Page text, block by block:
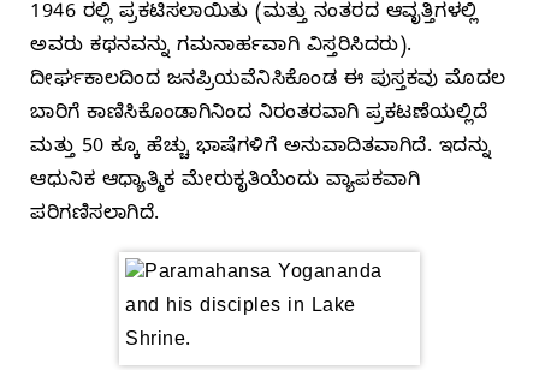
1946 ರಲ್ಲಿ ಪ್ರಕಟಿಸಲಾಯಿತು (ಮತ್ತು ನಂತರದ ಆವೃತ್ತಿಗಳಲ್ಲಿ
ಅವರು ಕಥನವನ್ನು ಗಮನಾರ್ಹವಾಗಿ ವಿಸ್ತರಿಸಿದರು).
ದೀರ್ಘಕಾಲದಿಂದ ಜನಪ್ರಿಯವೆನಿಸಿಕೊಂಡ ಈ ಪುಸ್ತಕವು ಮೊದಲ
ಬಾರಿಗೆ ಕಾಣಿಸಿಕೊಂಡಾಗಿನಿಂದ ನಿರಂತರವಾಗಿ ಪ್ರಕಟಣೆಯಲ್ಲಿದೆ
ಮತ್ತು 50 ಕ್ಕೂ ಹೆಚ್ಚು ಭಾಷೆಗಳಿಗೆ ಅನುವಾದಿತವಾಗಿದೆ. ಇದನ್ನು
ಆಧುನಿಕ ಆಧ್ಯಾತ್ಮಿಕ ಮೇರುಕೃತಿಯೆಂದು ವ್ಯಾಪಕವಾಗಿ
ಪರಿಗಣಿಸಲಾಗಿದೆ.